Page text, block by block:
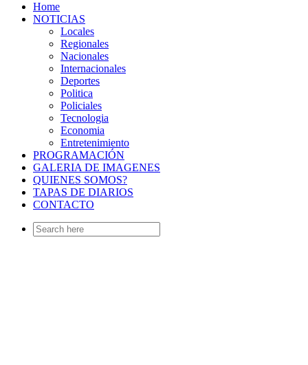
Home
NOTICIAS
Locales
Regionales
Nacionales
Internacionales
Deportes
Politica
Policiales
Tecnologia
Economia
Entretenimiento
PROGRAMACIÓN
GALERIA DE IMAGENES
QUIENES SOMOS?
TAPAS DE DIARIOS
CONTACTO
Search
for: